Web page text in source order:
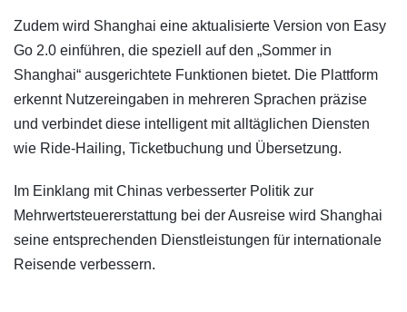
Zudem wird Shanghai eine aktualisierte Version von Easy
Go 2.0 einführen, die speziell auf den „Sommer in
Shanghai“ ausgerichtete Funktionen bietet. Die Plattform
erkennt Nutzereingaben in mehreren Sprachen präzise
und verbindet diese intelligent mit alltäglichen Diensten
wie Ride-Hailing, Ticketbuchung und Übersetzung.
Im Einklang mit Chinas verbesserter Politik zur
Mehrwertsteuererstattung bei der Ausreise wird Shanghai
seine entsprechenden Dienstleistungen für internationale
Reisende verbessern.